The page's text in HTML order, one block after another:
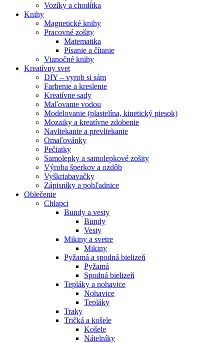
Vozíky a chodítka
Knihy
Magnetické knihy
Pracovné zošity
Matematika
Písanie a čítanie
Vianočné knihy
Kreatívny svet
DIY – vyrob si sám
Farbenie a kreslenie
Kreatívne sady
Maľovanie vodou
Modelovanie (plastelína, kinetický piesok)
Mozaiky a kreatívne zdobenie
Navliekanie a prevliekanie
Omaľovánky
Pečiatky
Samolepky a samolepkové zošity
Výroba šperkov a ozdôb
Vyškriabavačky
Zápisníky a pohľadnice
Oblečenie
Chlapci
Bundy a vesty
Bundy
Vesty
Mikiny a svetre
Mikiny
Pyžamá a spodná bielizeň
Pyžamá
Spodná bielizeň
Tepláky a nohavice
Nohavice
Tepláky
Traky
Tričká a košele
Košele
Nátelníky